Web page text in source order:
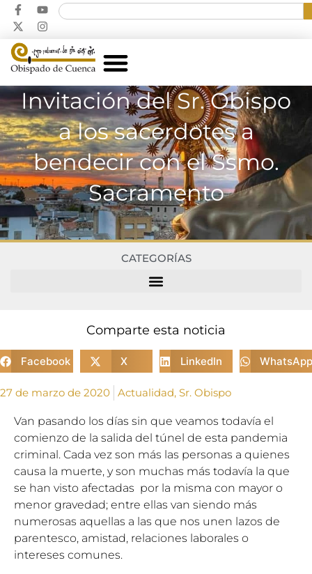
Invitación del Sr. Obispo
a los sacerdotes a
bendecir con el Ssmo.
Sacramento
CATEGORÍAS
Comparte esta noticia
Facebook X LinkedIn WhatsApp
27 de marzo de 2020 Actualidad, Sr. Obispo
Van pasando los días sin que veamos todavía el
comienzo de la salida del túnel de esta pandemia
criminal. Cada vez son más las personas a quienes
causa la muerte, y son muchas más todavía la que
se han visto afectadas por la misma con mayor o
menor gravedad; entre ellas van siendo más
numerosas aquellas a las que nos unen lazos de
parentesco, amistad, relaciones laborales o
intereses comunes.